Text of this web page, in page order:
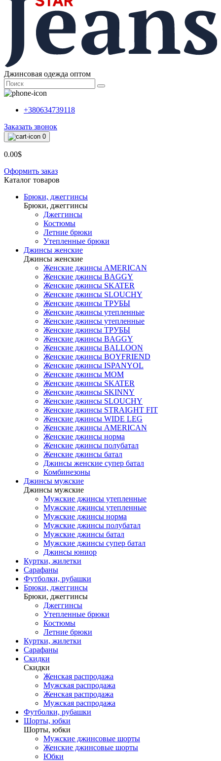
Джинсовая одежда оптом
+380634739118
Заказать звонок
0
0.00$
Оформить заказ
Каталог товаров
Брюки, джеггинсы
Брюки, джеггинсы
Джеггинсы
Костюмы
Летние брюки
Утепленные брюки
Джинсы женские
Джинсы женские
Женские джинсы AMERICAN
Женские джинсы BAGGY
Женские джинсы SKATER
Женские джинсы SLOUCHY
Женские джинсы ТРУБЫ
Женские джинсы утепленные
Женские джинсы утепленные
Женские джинсы ТРУБЫ
Женские джинсы BAGGY
Женские джинсы BALLOON
Женские джинсы BOYFRIEND
Женские джинсы ISPANYOL
Женские джинсы МОМ
Женские джинсы SKATER
Женские джинсы SKINNY
Женские джинсы SLOUCHY
Женские джинсы STRAIGHT FIT
Женские джинсы WIDE LEG
Женские джинсы AMERICAN
Женские джинсы норма
Женские джинсы полубатал
Женские джинсы батал
Джинсы женские супер батал
Комбинезоны
Джинсы мужские
Джинсы мужские
Мужские джинсы утепленные
Мужские джинсы утепленные
Мужские джинсы норма
Мужские джинсы полубатал
Мужские джинсы батал
Мужские джинсы супер батал
Джинсы юниор
Куртки, жилетки
Сарафаны
Футболки, рубашки
Брюки, джеггинсы
Брюки, джеггинсы
Джеггинсы
Утепленные брюки
Костюмы
Летние брюки
Куртки, жилетки
Сарафаны
Скидки
Скидки
Женская распродажа
Мужская распродажа
Женская распродажа
Мужская распродажа
Футболки, рубашки
Шорты, юбки
Шорты, юбки
Мужские джинсовые шорты
Женские джинсовые шорты
Юбки